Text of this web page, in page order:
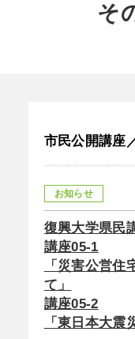
そ
市民公開講座
お知らせ
復興大学県民
講座05-1
「災害公営
て」
講座05-2
「東日本大震